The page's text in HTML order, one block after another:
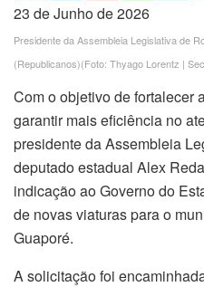
23 de Junho de 2026
Presidente da Assembleia Legislativa de
(Republicanos)(Foto: Thyago Lorentz |
Com o objetivo de fortalecer
garantir mais eficiência no
presidente da Assembleia
deputado estadual Alex
indicação ao Governo do
de novas viaturas para o
Guaporé.
A solicitação foi